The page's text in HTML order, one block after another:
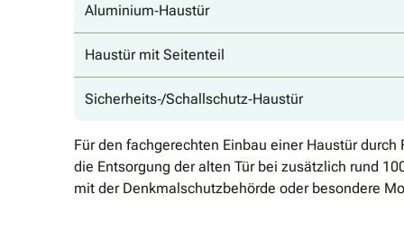
Aluminium‐Haustür
Haustür mit Seitenteil
Sicherheits‐/Schallschutz‐Haustür
Für den fachgerechten Einbau einer Haustür
die Entsorgung der alten Tür bei zusätzlich rund
mit der Denkmalschutzbehörde oder besondere